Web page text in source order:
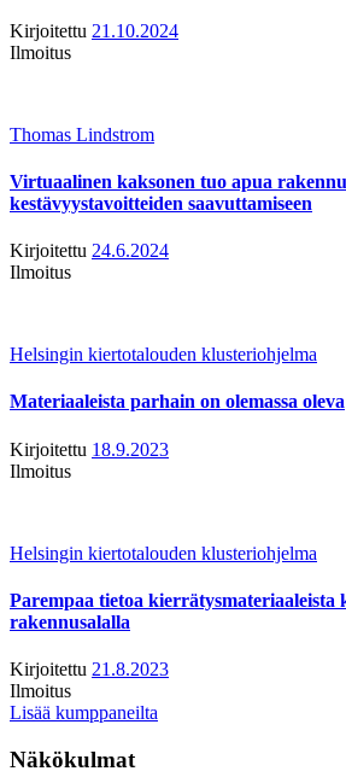
Kirjoitettu 21.10.2024
Ilmoitus
Thomas Lindstrom
Virtuaalinen kaksonen tuo apua
kestävyystavoitteiden saavuttamiseen
Kirjoitettu 24.6.2024
Ilmoitus
Helsingin kiertotalouden klusteriohjelma
Materiaaleista parhain on olemassa oleva
Kirjoitettu 18.9.2023
Ilmoitus
Helsingin kiertotalouden klusteriohjelma
Parempaa tietoa kierrätysmateriaaleista
rakennusalalla
Kirjoitettu 21.8.2023
Ilmoitus
Lisää kumppaneilta
Näkökulmat